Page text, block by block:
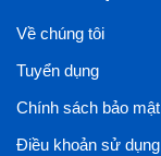
Về chúng tôi
Tuyển dụng
Chính sách bảo mật
Điều khoản sử dụng